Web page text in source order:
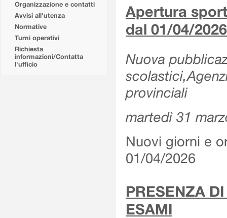
Organizzazione e contatti
Avvisi all'utenza
Normative
Turni operativi
Richiesta
informazioni/Contatta
l'ufficio
Apertura
dal 01/04/2026
Nuova
provinciali
martedì 31
Nuovi giorni e
01/04/2026
PRESENZA
ESAMI